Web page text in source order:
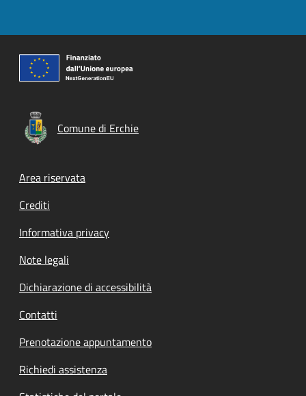
Comune di Erchie
Footer menu
Area riservata
Crediti
Informativa privacy
Note legali
Dichiarazione di accessibilità
Contatti
Prenotazione appuntamento
Richiedi assistenza